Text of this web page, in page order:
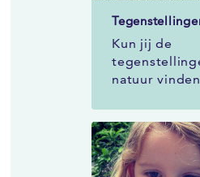
Kun jij de
natuur